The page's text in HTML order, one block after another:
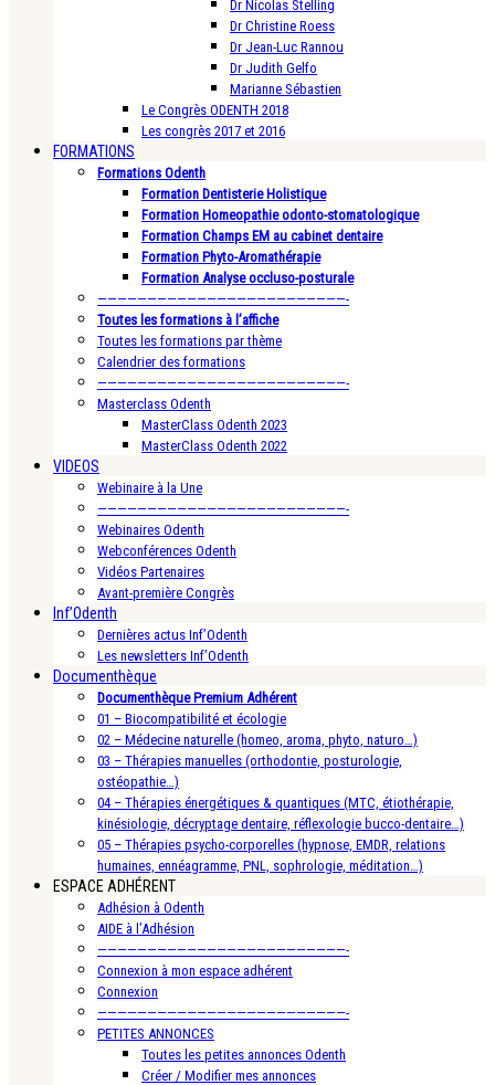
Dr Nicolas Stelling
Dr Christine Roess
Dr Jean-Luc Rannou
Dr Judith Gelfo
Marianne Sébastien
Le Congrès ODENTH 2018
Les congrès 2017 et 2016
FORMATIONS
Formations Odenth
Formation Dentisterie Holistique
Formation Homeopathie odonto-stomatologique
Formation Champs EM au cabinet dentaire
Formation Phyto-Aromathérapie
Formation Analyse occluso-posturale
—————————————————————————-
Toutes les formations à l’affiche
Toutes les formations par thème
Calendrier des formations
—————————————————————————-
Masterclass Odenth
MasterClass Odenth 2023
MasterClass Odenth 2022
VIDEOS
Webinaire à la Une
—————————————————————————-
Webinaires Odenth
Webconférences Odenth
Vidéos Partenaires
Avant-première Congrès
Inf’Odenth
Dernières actus Inf’Odenth
Les newsletters Inf’Odenth
Documenthèque
Documenthèque Premium Adhérent
01 – Biocompatibilité et écologie
02 – Médecine naturelle (homeo, aroma, phyto, naturo…)
03 – Thérapies manuelles (orthodontie, posturologie,
ostéopathie…)
04 – Thérapies énergétiques & quantiques (MTC, étiothérapie,
kinésiologie, décryptage dentaire, réflexologie bucco-dentaire…)
05 – Thérapies psycho-corporelles (hypnose, EMDR, relations
humaines, ennéagramme, PNL, sophrologie, méditation…)
ESPACE ADHÉRENT
Adhésion à Odenth
AIDE à l’Adhésion
—————————————————————————-
Connexion à mon espace adhérent
Connexion
—————————————————————————-
PETITES ANNONCES
Toutes les petites annonces Odenth
Créer / Modifier mes annonces